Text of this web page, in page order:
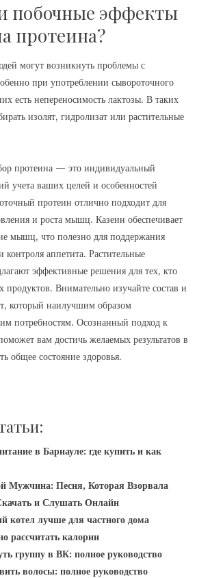
побочные эффекты
протеина?
могут возникнуть проблемы с
при употреблении сывороточного
есть непереносимость лактозы. В таких
изолят, гидролизат или растительные
протеина — это индивидуальный
учета ваших целей и особенностей
протеин отлично подходит для
и роста мышц. Казеин обеспечивает
мышц, что полезно для поддержания
аппетита. Растительные
эффективные решения для тех, кто
продуктов. Внимательно изучайте состав и
который наилучшим образом
потребностям. Осознанный подход к
вам достичь желаемых результатов в
общее состояние здоровья.
в Барнауле: где купить и как
Мужчина: Песня, Которая Взорвала
и Слушать Онлайн
котел лучше для частного дома
рассчитать калории
группу в ВК: полное руководство
волосы: полное руководство